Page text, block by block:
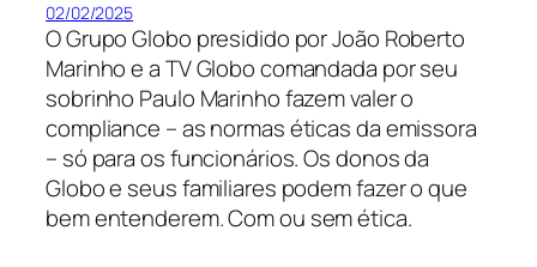
02/02/2025
O Grupo Globo presidido por João Roberto
Marinho e a TV Globo comandada por seu
sobrinho Paulo Marinho fazem valer o
compliance – as normas éticas da emissora
– só para os funcionários. Os donos da
Globo e seus familiares podem fazer o que
bem entenderem. Com ou sem ética.